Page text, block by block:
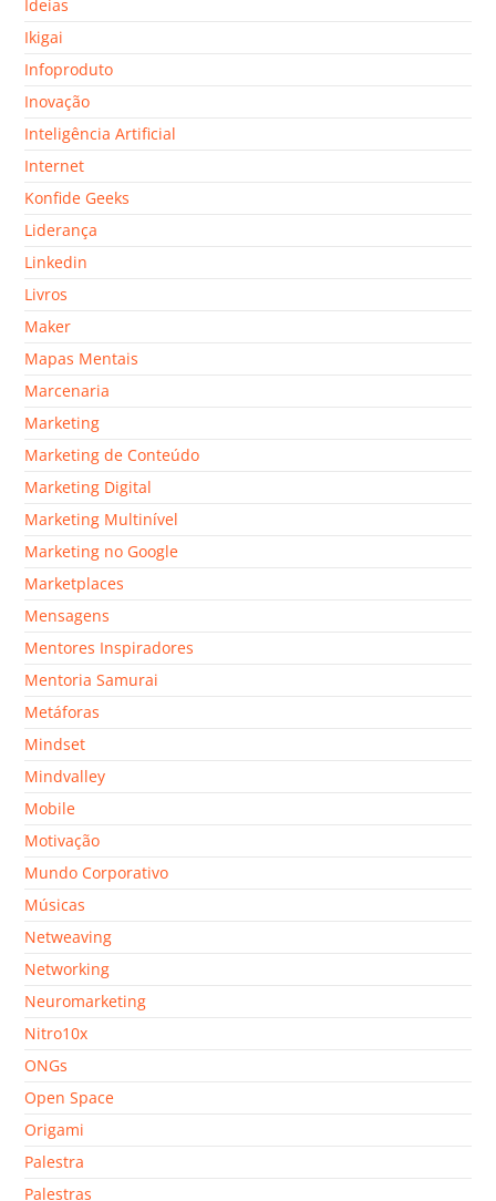
Ideias
Ikigai
Infoproduto
Inovação
Inteligência Artificial
Internet
Konfide Geeks
Liderança
Linkedin
Livros
Maker
Mapas Mentais
Marcenaria
Marketing
Marketing de Conteúdo
Marketing Digital
Marketing Multinível
Marketing no Google
Marketplaces
Mensagens
Mentores Inspiradores
Mentoria Samurai
Metáforas
Mindset
Mindvalley
Mobile
Motivação
Mundo Corporativo
Músicas
Netweaving
Networking
Neuromarketing
Nitro10x
ONGs
Open Space
Origami
Palestra
Palestras